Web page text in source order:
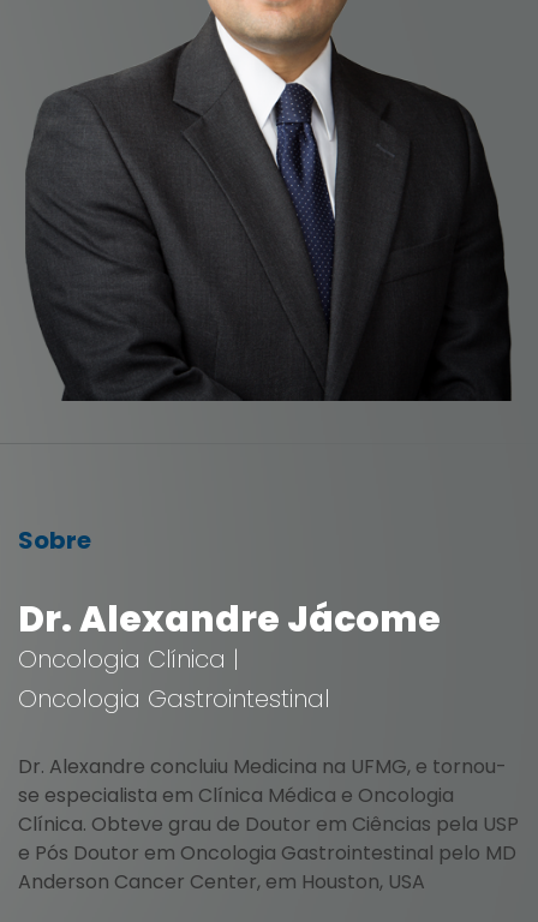
Sobre
Dr. Alexandre Jácome
Oncologia Clínica |
Oncologia Gastrointestinal
Dr. Alexandre concluiu Medicina na UFMG, e tornou-
se especialista em Clínica Médica e Oncologia
Clínica. Obteve grau de Doutor em Ciências pela USP
e Pós Doutor em Oncologia Gastrointestinal pelo MD
Anderson Cancer Center, em Houston, USA